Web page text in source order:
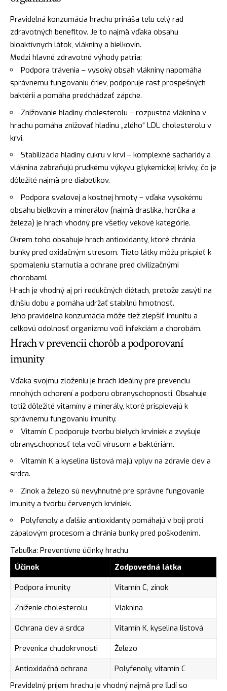
Pravidelná konzumácia hrachu prináša telu celý rad
zdravotných benefitov. Je to najmä vďaka obsahu
bioaktívnych látok, vlákniny a bielkovín.
Medzi hlavné zdravotné výhody patria:
Podpora trávenia – vysoký obsah vlákniny napomáha
správnemu fungovaniu čriev, podporuje rast prospešných
baktérií a pomáha predchádzať zápche.
Znižovanie hladiny cholesterolu – rozpustná vláknina v
hrachu pomáha znižovať hladinu „zlého“ LDL cholesterolu v
krvi.
Stabilizácia hladiny cukru v krvi – komplexné sacharidy a
vláknina zabraňujú prudkému výkyvu glykemickej krivky, čo je
dôležité najmä pre diabetikov.
Podpora svalovej a kostnej hmoty – vďaka vysokému
obsahu bielkovín a minerálov (najmä draslíka, horčíka a
železa) je hrach vhodný pre všetky vekové kategórie.
Okrem toho obsahuje hrach antioxidanty, ktoré chránia
bunky pred oxidačným stresom. Tieto látky môžu prispieť k
spomaleniu starnutia a ochrane pred civilizačnými
chorobami.
Hrach je vhodný aj pri redukčných diétach, pretože zasýti na
dlhšiu dobu a pomáha udržať stabilnú hmotnosť.
Jeho pravidelná konzumácia môže tiež zlepšiť imunitu a
celkovú odolnosť organizmu voči infekciám a chorobám.
Hrach v prevencii chorôb a podporovaní
imunity
Vďaka svojmu zloženiu je hrach ideálny pre prevenciu
mnohých ochorení a podporu obranyschopnosti. Obsahuje
totiž dôležité vitamíny a minerály, ktoré prispievajú k
správnemu fungovaniu imunity.
Vitamín C podporuje tvorbu bielych krviniek a zvyšuje
obranyschopnosť tela voči vírusom a baktériám.
Vitamín K a kyselina listová majú vplyv na zdravie ciev a
srdca.
Zinok a železo sú nevyhnutné pre správne fungovanie
imunity a tvorbu červených krviniek.
Polyfenoly a ďalšie antioxidanty pomáhajú v boji proti
zápalovým procesom a chránia bunky pred poškodením.
Tabuľka: Preventívne účinky hrachu
Účinok
Zodpovedná látka
Podpora imunity
Vitamín C, zinok
Zníženie cholesterolu
Vláknina
Ochrana ciev a srdca
Vitamín K, kyselina listová
Prevenica chudokrvnosti
Železo
Antioxidačná ochrana
Polyfenoly, vitamín C
Pravidelný príjem hrachu je vhodný najmä pre ľudí so